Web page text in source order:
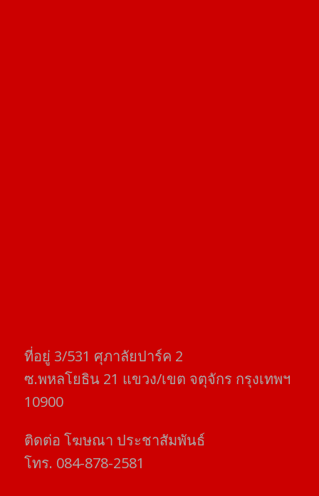
ที่อยู่​ 3/531​ ศุภาลัยปาร์ค​ 2
ซ.พหลโยธิน​ 21​ แขวง/เขต​ จตุจักร​ กรุงเทพฯ
10900
ติดต่อ​ โฆษณา​ ประชาสัมพันธ์
โทร​. 084-878-2581